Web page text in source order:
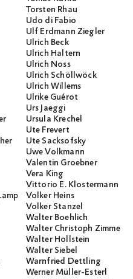
Torsten Rhau
Udo di Fabio
Ulf Erdmann Ziegler
Ulrich Beck
Ulrich Haltern
Ulrich Noss
Ulrich Schöllwöck
Ulrich Willems
Ulrike Guérot
Urs Jaeggi
Ursula Krechel
Ute Frevert
Ute Sacksofsky
Uwe Volkmann
Valentin Groebner
Vera King
Vittorio E. Klostermann
Volker Heins
Volker Stanzel
Walter Boehlich
Walter Christoph Zimmerli
Walter Hollstein
Walter Siebel
Warnfried Dettling
Werner Müller-Esterl